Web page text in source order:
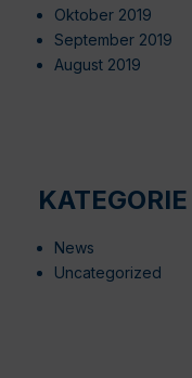
Oktober 2019
September 2019
August 2019
KATEGORIE
News
Uncategorized